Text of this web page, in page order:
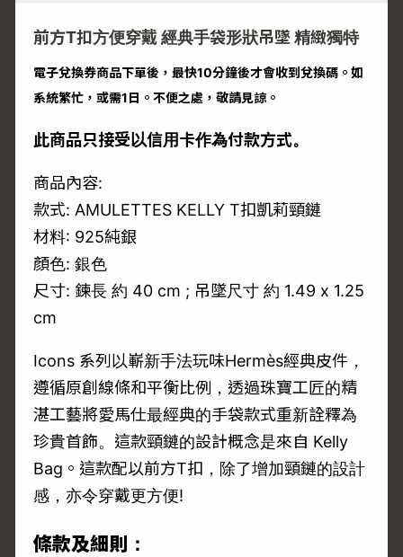
前方T扣方便穿戴 經典手袋形狀吊墜 精緻獨特
電子兌換券商品下單後，最快10分鐘後才會收到兌換碼。如
系統繁忙，或需1日。不便之處，敬請見諒。
此商品只接受以信用卡作為付款方式。
商品內容:
款式: AMULETTES KELLY T扣凱莉頸鏈
材料: 925純銀
顏色: 銀色
尺寸: 鍊長 約 40 cm ; 吊墜尺寸 約 1.49 x 1.25
cm
Icons 系列以嶄新手法玩味Hermès經典皮件，
遵循原創線條和平衡比例，透過珠寶工匠的精
湛工藝將愛馬仕最經典的手袋款式重新詮釋為
珍貴首飾。這款頸鏈的設計概念是來自 Kelly
Bag。這款配以前方T扣，除了增加頸鏈的設計
感，亦令穿戴更方便!
條款及細則：